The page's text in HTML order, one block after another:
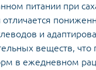
питании при
отличается
и
веществ, что
в ежедневном